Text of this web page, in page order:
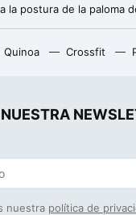
Quinoa Crossfit
nuestra política de